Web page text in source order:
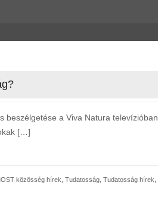
beszélgetése a Viva Natura
[…]
közösség hírek Tudatosság Tudatosság hírek